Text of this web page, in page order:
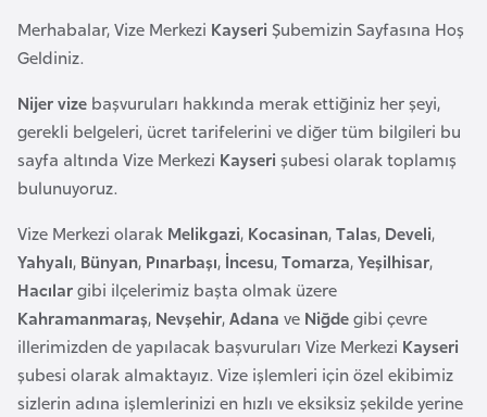
r
Merhabalar, Vize Merkezi Kayseri Şubemizin Sayfasına Hoş
Geldiniz.
Nijer vize başvuruları hakkında merak ettiğiniz her şeyi,
gerekli belgeleri, ücret tarifelerini ve diğer tüm bilgileri bu
sayfa altında Vize Merkezi Kayseri şubesi olarak toplamış
bulunuyoruz.
Vize Merkezi olarak Melikgazi, Kocasinan,Talas, Develi,
Yahyalı, Bünyan, Pınarbaşı, İncesu,Tomarza,Yeşilhisar,
Hacılargibi ilçelerimiz başta olmak üzere
Kahramanmaraş, Nevşehir,Adana ve Niğdegibi çevre
illerimizden de yapılacak başvuruları Vize Merkezi Kayseri
şubesi olarak almaktayız. Vize işlemleri için özel ekibimiz
sizlerin adına işlemlerinizi en hızlı ve eksiksiz şekilde yerine
y
a
A
z
e
b
a
y
c
a
n